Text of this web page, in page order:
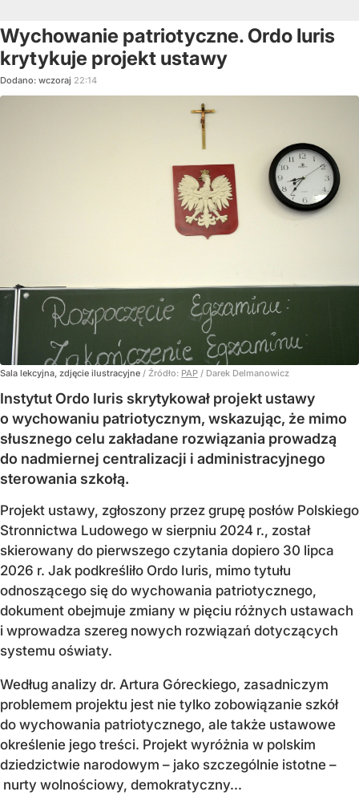
Wychowanie patriotyczne. Ordo Iuris
krytykuje projekt ustawy
Dodano: wczoraj 22:14
Sala lekcyjna, zdjęcie ilustracyjne / Źródło: PAP / Darek Delmanowicz
Instytut Ordo Iuris skrytykował projekt ustawy
o wychowaniu patriotycznym, wskazując, że mimo
słusznego celu zakładane rozwiązania prowadzą
do nadmiernej centralizacji i administracyjnego
sterowania szkołą.
Projekt ustawy, zgłoszony przez grupę posłów Polskiego
Stronnictwa Ludowego w sierpniu 2024 r., został
skierowany do pierwszego czytania dopiero 30 lipca
2026 r. Jak podkreśliło Ordo Iuris, mimo tytułu
odnoszącego się do wychowania patriotycznego,
dokument obejmuje zmiany w pięciu różnych ustawach
i wprowadza szereg nowych rozwiązań dotyczących
systemu oświaty.
Według analizy dr. Artura Góreckiego, zasadniczym
problemem projektu jest nie tylko zobowiązanie szkół
do wychowania patriotycznego, ale także ustawowe
określenie jego treści. Projekt wyróżnia w polskim
dziedzictwie narodowym – jako szczególnie istotne –
nurty wolnościowy, demokratyczny...